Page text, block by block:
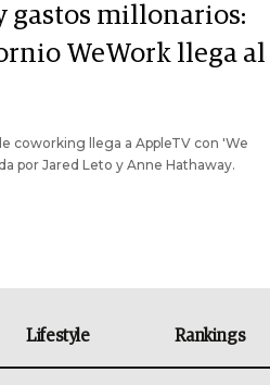
gastos millonarios:
WeWork llega al
coworking llega a AppleTV con 'We
por Jared Leto y Anne Hathaway.
Lifestyle Rankings